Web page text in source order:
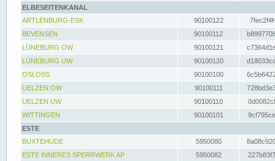
ELBESEITENKANAL
ARTLENBURG-ESK
90100122
BEVENSEN
90100112
LÜNEBURG OW
90100121
LÜNEBURG UW
90100120
OSLOSS
90100100
UELZEN OW
90100111
UELZEN UW
90100110
WITTINGEN
90100101
ESTE
BUXTEHUDE
5950080
ESTE INNERES SPERRWERK AP
5950082